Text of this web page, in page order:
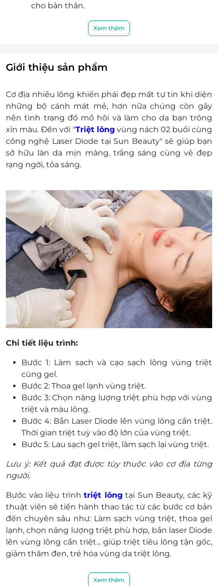
cho bản thân.
được phục vụ tốt nhất:
Thanh Xuân, Hà Nội.
Xem thêm
Giới thiệu sản phẩm
Cơ địa nhiều lông khiến phái đẹp mất tự tin khi diện
những bộ cánh mát mẻ, hơn nữa chúng còn gây
nên tình trạng đổ mồ hôi và làm cho da bạn trông
xỉn màu. Đến với "Triệt lông vùng nách 02 buổi cùng
công nghệ Laser Diode tại Sun Beauty" sẽ giúp bạn
sở hữu làn da mịn màng, trắng sáng cùng vẻ đẹp
rạng ngời, tỏa sáng.
Chi tiết liệu trình:
Bước 1: Làm sạch và cạo sạch lông vùng triệt
cùng gel.
Bước 2: Thoa gel lạnh vùng triệt.
Bước 3: Chọn năng lượng triệt phù hợp với vùng
triệt và màu lông.
Bước 4: Bắn Laser Diode lên vùng lông cần triệt.
Thời gian triệt tuỳ vào độ lớn của vùng triệt.
Bước 5: Lau sạch gel triệt, làm sạch lại vùng triệt.
Lưu ý: Kết quả đạt được tùy thuộc vào cơ địa từng
người.
Bước vào liệu trình triệt lông tại Sun Beauty, các kỹ
thuật viên sẽ tiến hành thao tác từ các bước cơ bản
đến chuyên sâu như: Làm sạch vùng triệt, thoa gel
lạnh, chọn năng lượng triệt phù hợp, bắn laser Diode
lên vùng lông cần triệt... giúp triệt tiêu lông tận gốc,
giảm thâm đen, trẻ hóa vùng da triệt lông.
Xem thêm